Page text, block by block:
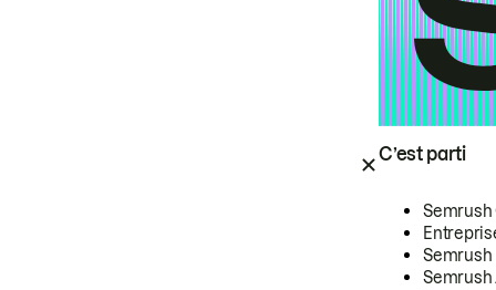
C’est parti
Semrush
Semrush
Semrush